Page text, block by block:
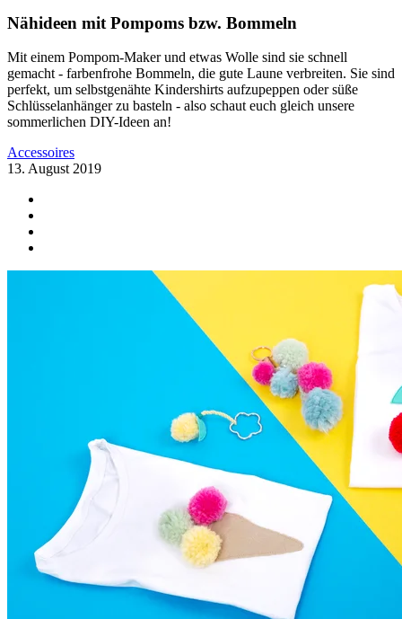
Nähideen mit Pompoms bzw. Bommeln
Mit einem Pompom-Maker und etwas Wolle sind sie schnell
gemacht - farbenfrohe Bommeln, die gute Laune verbreiten. Sie sind
perfekt, um selbstgenähte Kindershirts aufzupeppen oder süße
Schlüsselanhänger zu basteln - also schaut euch gleich unsere
sommerlichen DIY-Ideen an!
Accessoires
13. August 2019